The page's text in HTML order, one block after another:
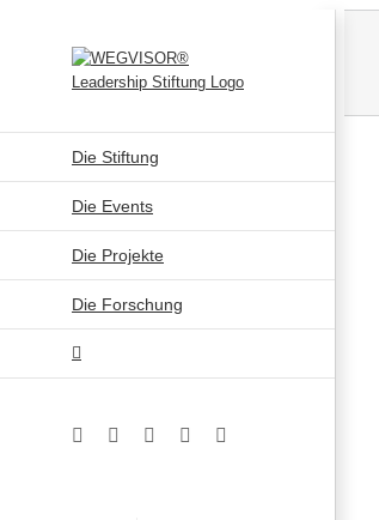
Die Stiftung
Die Events
Die Projekte
Die Forschung
FacebookInstagramYouTube
Xing